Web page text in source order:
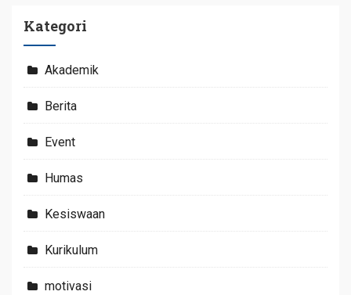
Kategori
Akademik
Berita
Event
Humas
Kesiswaan
Kurikulum
motivasi